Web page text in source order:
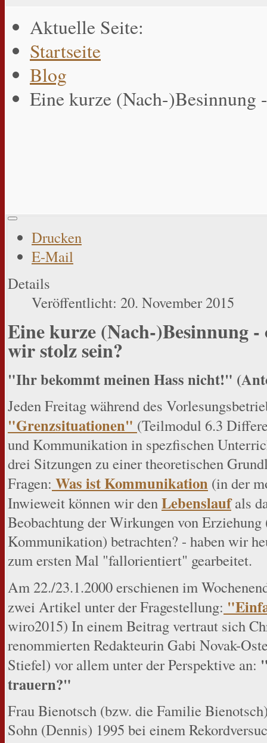
Aktuelle Seite:
Startseite
Blog
Eine kurze (Nach-
Drucken
E-Mail
Details
Veröffentlicht: 20. November 2015
Eine kurze (Nach-)Besinnung
wir stolz sein?
"Ihr bekommt meinen Hass nicht!"
Jeden Freitag während des
"Grenzsituationen" (Teilmodul 6.3
und Kommunikation in spezfischen
drei Sitzungen zu einer theoretischen
Fragen: Was ist Kommunikation (in der
Inwieweit können wir denLebenslauf als
Beobachtung der Wirkungen von Erziehung
Kommunikation) betrachten? - haben wir
zum ersten Mal "fallorientiert" gearbeitet.
Am 22./23.1.2000 erschienen im
zwei Artikel unter der Fragestellung:
wiro2015) In einem Beitrag vertraut sich
renommierten Redakteurin Gabi Novak-
Stiefel) vor allem unter der Perspektive an:
trauern?"
Frau Bienotsch (bzw. die Familie
Sohn (Dennis) 1995 bei einem